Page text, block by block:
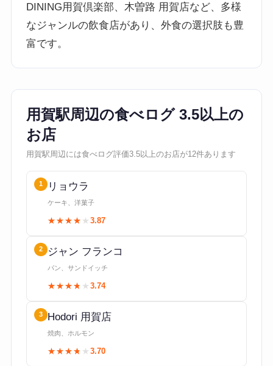
DINING用賀倶楽部、木曽路 用賀店など、多様
なジャンルの飲食店があり、外食の選択肢も豊
富です。
用賀駅周辺の食べログ 3.5以上の
お店
用賀駅周辺には食べログ評価3.5以上のお店が12件あります
1 リョウラ
ケーキ、洋菓子
★★★★★
★★★★★ 3.87
2 ジャン フランコ
パン、サンドイッチ
★★★★★
★★★★★ 3.74
3 Hodori 用賀店
焼肉、ホルモン
★★★★★
★★★★★ 3.70